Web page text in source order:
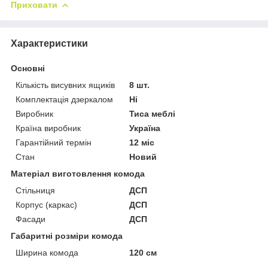
Приховати
Характеристики
Основні
Кількість висувних ящиків
8 шт.
Комплектація дзеркалом
Ні
Виробник
Тиса меблі
Країна виробник
Україна
Гарантійний термін
12 міс
Стан
Новий
Матеріал виготовлення комода
Стільниця
ДСП
Корпус (каркас)
ДСП
Фасади
ДСП
Габаритні розміри комода
Ширина комода
120 см